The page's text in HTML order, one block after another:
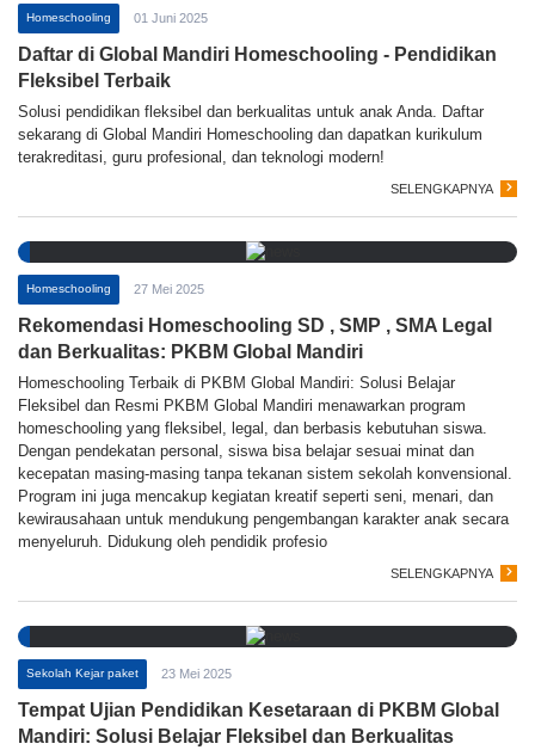
Homeschooling 01 Juni 2025
Daftar di Global Mandiri Homeschooling - Pendidikan
Fleksibel Terbaik
Solusi pendidikan fleksibel dan berkualitas untuk anak Anda. Daftar
sekarang di Global Mandiri Homeschooling dan dapatkan kurikulum
terakreditasi, guru profesional, dan teknologi modern!
SELENGKAPNYA
Homeschooling 27 Mei 2025
Rekomendasi Homeschooling SD , SMP , SMA Legal
dan Berkualitas: PKBM Global Mandiri
Homeschooling Terbaik di PKBM Global Mandiri: Solusi Belajar
Fleksibel dan Resmi PKBM Global Mandiri menawarkan program
homeschooling yang fleksibel, legal, dan berbasis kebutuhan siswa.
Dengan pendekatan personal, siswa bisa belajar sesuai minat dan
kecepatan masing-masing tanpa tekanan sistem sekolah konvensional.
Program ini juga mencakup kegiatan kreatif seperti seni, menari, dan
kewirausahaan untuk mendukung pengembangan karakter anak secara
menyeluruh. Didukung oleh pendidik profesio
SELENGKAPNYA
Sekolah Kejar paket 23 Mei 2025
Tempat Ujian Pendidikan Kesetaraan di PKBM Global
Mandiri: Solusi Belajar Fleksibel dan Berkualitas